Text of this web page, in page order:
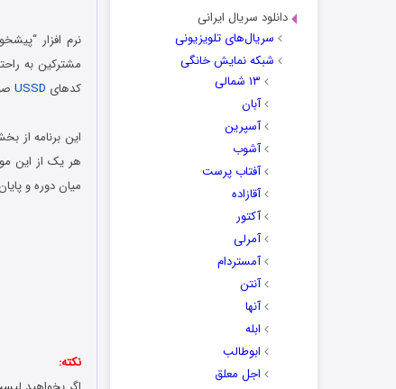
دانلود سریال ایرانی
سریال‌های تلویزیونی
شبکه نمایش خانگی
۱۳ شمالی
آبان
آسپرین
آشوب
آفتاب پرست
آقازاده
آکتور
آمرلی
آمستردام
آنتن
آنها
ابله
ابوطالب
اجل معلق
نرم افزار
مشترکین به
کدهای USSD
این برنامه از
هر یک از این
میان دوره و
نکته: